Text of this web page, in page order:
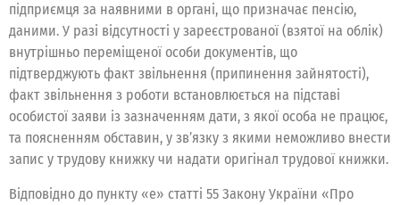
підприємця за наявними в органі, що призначає пенсію,
даними. У разі відсутності у зареєстрованої (взятої на облік)
внутрішньо переміщеної особи документів, що
підтверджують факт звільнення (припинення зайнятості),
факт звільнення з роботи встановлюється на підставі
особистої заяви із зазначенням дати, з якої особа не працює,
та поясненням обставин, у зв’язку з якими неможливо внести
запис у трудову книжку чи надати оригінал трудової книжки.
Відповідно до пункту «е» статті 55 Закону України «Про